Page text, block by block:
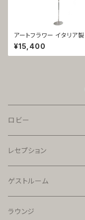
アートフラワー イタリア
ーリップ ガラス花器 ホワ
輪挿し 1210
¥15,400
ロビー
レセプション
ゲストルーム
ラウンジ